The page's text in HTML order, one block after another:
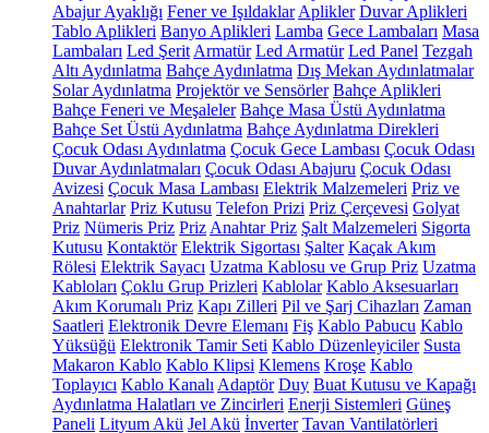
Abajur Ayaklığı Fener ve Işıldaklar Aplikler Duvar Aplikleri
Tablo Aplikleri Banyo Aplikleri Lamba Gece Lambaları Masa
Lambaları Led Şerit Armatür Led Armatür Led Panel Tezgah
Altı Aydınlatma Bahçe Aydınlatma Dış Mekan Aydınlatmalar
Solar Aydınlatma Projektör ve Sensörler Bahçe Aplikleri
Bahçe Feneri ve Meşaleler Bahçe Masa Üstü Aydınlatma
Bahçe Set Üstü Aydınlatma Bahçe Aydınlatma Direkleri
Çocuk Odası Aydınlatma Çocuk Gece Lambası Çocuk Odası
Duvar Aydınlatmaları Çocuk Odası Abajuru Çocuk Odası
Avizesi Çocuk Masa Lambası Elektrik Malzemeleri Priz ve
Anahtarlar Priz Kutusu Telefon Prizi Priz Çerçevesi Golyat
Priz Nümeris Priz Priz Anahtar Priz Şalt Malzemeleri Sigorta
Kutusu Kontaktör Elektrik Sigortası Şalter Kaçak Akım
Rölesi Elektrik Sayacı Uzatma Kablosu ve Grup Priz Uzatma
Kabloları Çoklu Grup Prizleri Kablolar Kablo Aksesuarları
Akım Korumalı Priz Kapı Zilleri Pil ve Şarj Cihazları Zaman
Saatleri Elektronik Devre Elemanı Fiş Kablo Pabucu Kablo
Yüksüğü Elektronik Tamir Seti Kablo Düzenleyiciler Susta
Makaron Kablo Kablo Klipsi Klemens Kroşe Kablo
Toplayıcı Kablo Kanalı Adaptör Duy Buat Kutusu ve Kapağı
Aydınlatma Halatları ve Zincirleri Enerji Sistemleri Güneş
Paneli Lityum Akü Jel Akü İnverter Tavan Vantilatörleri